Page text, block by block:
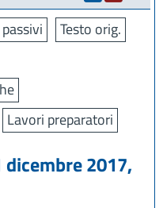
Testo orig.
Lavori preparatori
dicembre 2017,